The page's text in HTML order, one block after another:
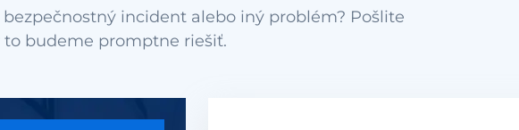
incident alebo iný problém? Pošlite